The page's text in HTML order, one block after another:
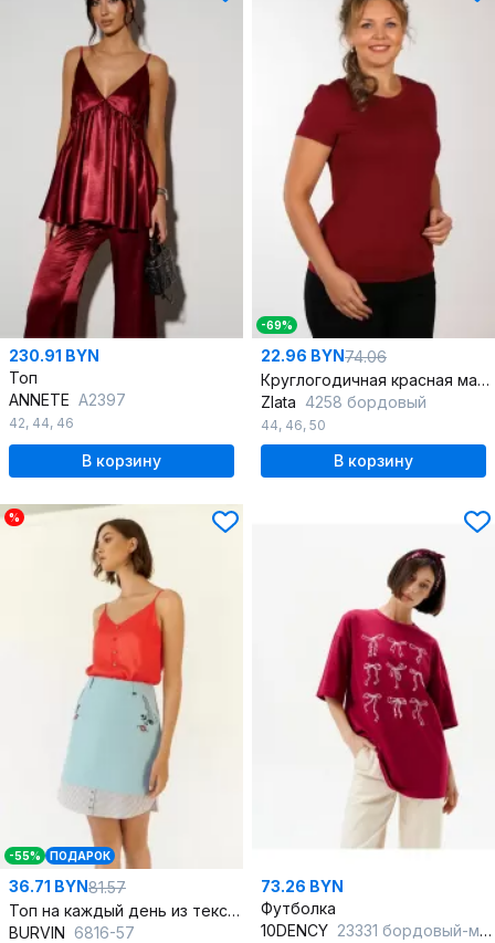
230.91 BYN
Топ
ANNETE A2397
42, 44, 46
В корзину
-69%
22.96 BYN74.06
Круглогодичная красная майка из текстиля с удлиненной спинкой
Zlata 4258 бордовый
44, 46, 50
В корзину
%
-55% ПОДАРОК
36.71 BYN81.57
Топ на каждый день из текстиля красный летний
BURVIN 6816-57
73.26 BYN
Футболка
10DENCY 23331 бордовый-молочный